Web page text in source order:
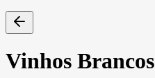
Vinhos Brancos